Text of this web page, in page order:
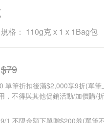
格： 110g克 x 1 x 1Bag包
$79
單筆折扣後滿$2,000享9折(單
，不得與其他促銷活動/加價購/
1 不限金額下單贈$200券(單筆